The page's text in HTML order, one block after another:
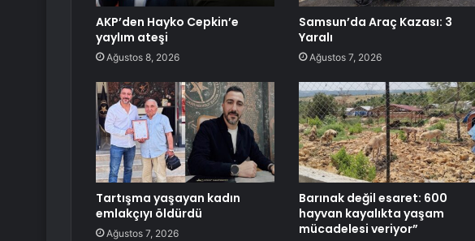
AKP’den Hayko Cepkin’e
yaylım ateşi
Ağustos 8, 2026
Samsun’da Araç Kazası: 3
Yaralı
Ağustos 7, 2026
Tartışma yaşayan kadın
emlakçıyı öldürdü
Ağustos 7, 2026
Barınak değil esaret: 600
hayvan kayalıkta yaşam
mücadelesi veriyor”